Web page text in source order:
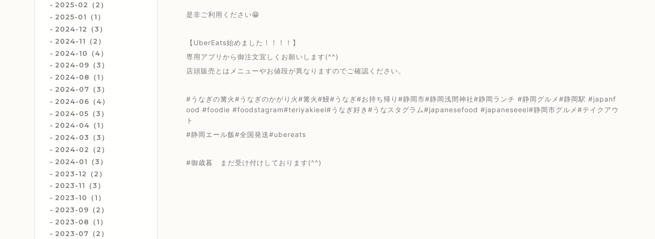
2025-02（2）
2025-01（1）
2024-12（3）
2024-11（2）
2024-10（4）
2024-09（3）
2024-08（1）
2024-07（3）
2024-06（4）
2024-05（3）
2024-04（1）
2024-03（3）
2024-02（2）
2024-01（3）
2023-12（2）
2023-11（3）
2023-10（1）
2023-09（2）
2023-08（1）
2023-07（2）
是非ご利用ください😁
【UberEats始めました！！！！】
専用アプリから御注文宜しくお願いします(^^)
店頭販売とはメニューやお値段が異なりますのでご確認ください。
#うなぎの篝火#うなぎのかがり火#篝火#鰻#うなぎ#お持ち帰り#静岡市#静岡浅間神社#静岡ランチ #静岡グルメ#静岡駅 #japanf
ood #foodie #foodstagram#teriyakieel#うなぎ好き#うなスタグラム#japanesefood #japaneseeel#静岡市グルメ#テイクアウ
ト
#静岡エール飯#全国発送#ubereats
#御歳暮 まだ受け付けしております(^^)